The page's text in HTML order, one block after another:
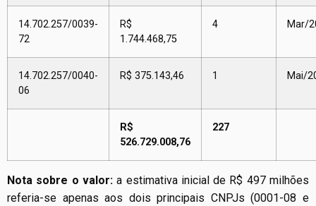
14.702.257/0039-
72
R$
1.744.468,75
4 Mar/
14.702.257/0040-
06
R$ 375.143,46 1 Mai/
R$
526.729.008,76
227
Nota sobre o valor:a estimativa inicial de R$ 497 milhões
referia-se apenas aos dois principais CNPJs (0001-08 e